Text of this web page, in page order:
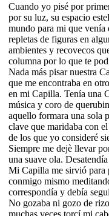
Cuando yo pisé por
por su luz, su espacio
mundo para mi que venía
repletas de figuras en
ambientes y recovecos
columna por lo que te
Nada más pisar nuestra
que me encontraba en
en mi Capilla. Tenía una
música y coro de
aquello formara una sola
clave que maridaba con
de los que yo consideré
Siempre me dejè llevar
una suave ola.
Mi Capilla me sirvió para
conmigo mismo
correspondía y debía
No gozaba ni gozo de
muchas veces torcí mi